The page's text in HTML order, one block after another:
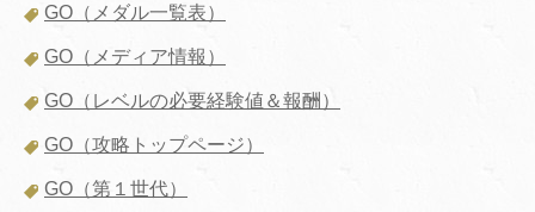
GO（メダル一覧表）
GO（メディア情報）
GO（レベルの必要経験値＆報酬）
GO（攻略トップページ）
GO（第１世代）